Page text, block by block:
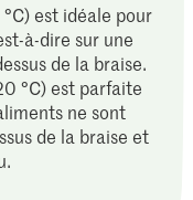
est idéale pour
à-dire sur une
de la braise.
°C) est parfaite
ne sont
de la braise et